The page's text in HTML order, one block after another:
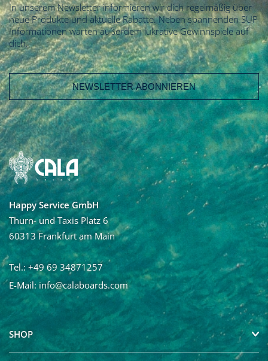
In unserem Newsletter informieren wir dich regelmäßig über
neue Produkte und aktuelle Rabatte. Neben spannenden SUP
Informationen warten außerdem lukrative Gewinnspiele auf
dich.
E-Mail Adresse
Vorname
Nachname
Ja, ich möchte den Newsletter von Calaboards erhalten
und regelmäßig mit Neuigkeiten und über Angebote
informiert werden. Die Abmeldung vom Newsletter ist
jederzeit möglich.
Happy Service GmbH
Thurn- und Taxis Platz 6
60313 Frankfurt am Main
Tel.: +49 69 34871257
E-Mail: info@calaboards.com
SHOP